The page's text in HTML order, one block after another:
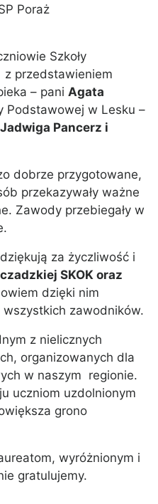
Poraż
Szkoły
przedstawieniem
– pani Agata
Podstawowej w Lesku –
Jadwiga Pancerz i
dobrze przygotowane,
przekazywały ważne
Zawody przebiegały w
za życzliwość i
SKOK oraz
dzięki nim
wszystkich zawodników.
z nielicznych
organizowanych dla
w naszym regionie.
uczniom uzdolnionym
grono
wyróżnionym i
gratulujemy.